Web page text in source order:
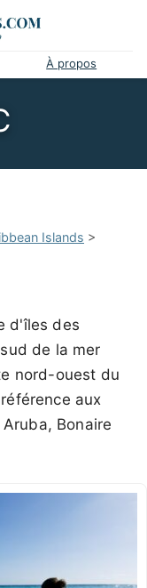
À propos
Islands >
d'îles des
de la mer
nord-ouest du
aux
Bonaire